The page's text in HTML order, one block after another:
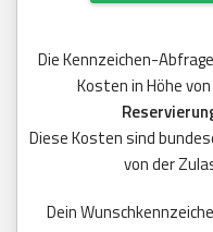
Die Kennzeichen-
Kosten in Höhe
Diese Kosten sind
von der
Dein